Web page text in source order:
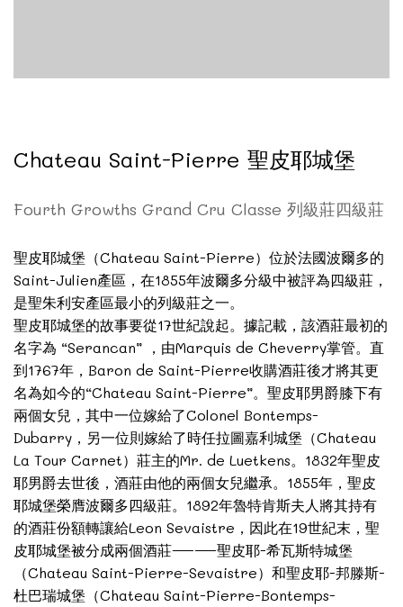
Chateau Saint-Pierre 聖皮耶城堡
Fourth Growths Grand Cru Classe 列級莊四級莊
聖皮耶城堡（Chateau Saint-Pierre）位於法國波爾多的
Saint-Julien產區，在1855年波爾多分級中被評為四級莊，
是聖朱利安產區最小的列級莊之一。
聖皮耶城堡的故事要從17世紀說起。據記載，該酒莊最初的
名字為 “Serancan” ，由Marquis de Cheverry掌管。直
到1767年，Baron de Saint-Pierre收購酒莊後才將其更
名為如今的“Chateau Saint-Pierre”。聖皮耶男爵膝下有
兩個女兒，其中一位嫁給了Colonel Bontemps-
Dubarry，另一位則嫁給了時任拉圖嘉利城堡（Chateau
La Tour Carnet）莊主的Mr. de Luetkens。1832年聖皮
耶男爵去世後，酒莊由他的兩個女兒繼承。1855年，聖皮
耶城堡榮膺波爾多四級莊。1892年魯特肯斯夫人將其持有
的酒莊份額轉讓給Leon Sevaistre，因此在19世紀末，聖
皮耶城堡被分成兩個酒莊——聖皮耶-希瓦斯特城堡
（Chateau Saint-Pierre-Sevaistre）和聖皮耶-邦滕斯-
杜巴瑞城堡（Chateau Saint-Pierre-Bontemps-